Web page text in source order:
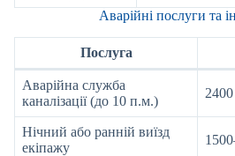
Аварійні послуги та
Послуга
Аварійна служба
каналізації (до 10 п.м.)
Нічний або ранній виїзд
екіпажу